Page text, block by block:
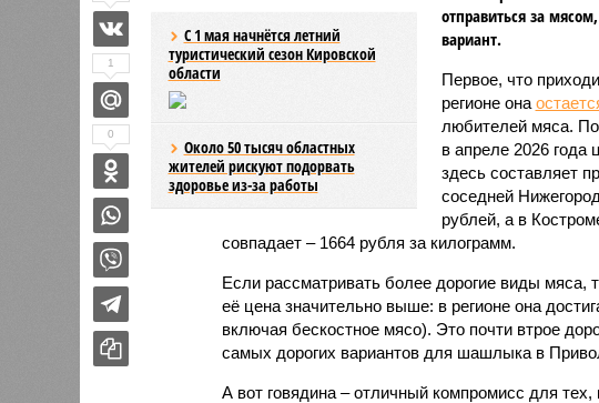
С 1 мая начнётся летний
туристический сезон Кировской
области
Около 50 тысяч областных
жителей рискуют подорвать
здоровье из-за работы
отправиться за
вариант.
Первое, что
регионе она
любителей мяса.
в апреле 2026 года
здесь составляет
соседней
рублей, а в
совпадает – 1664 рубля за килограмм.
Если рассматривать более дорогие виды мяса,
её цена значительно выше: в регионе она
включая бескостное мясо). Это почти втрое
самых дорогих вариантов для шашлыка в
А вот говядина – отличный компромисс для
1
0